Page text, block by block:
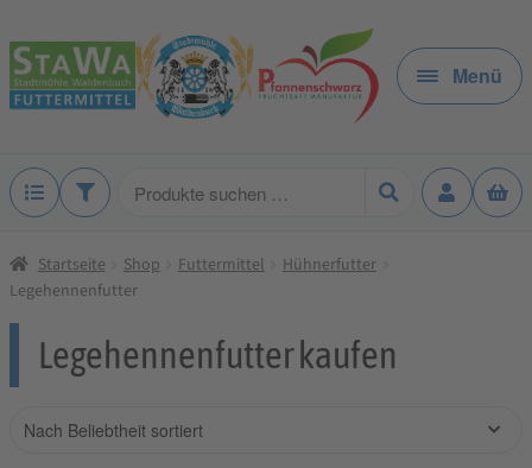
Zur
Navigation
springen
Zum
Inhalt
springen
Menü
Produkte
Startseite Shop Futtermittel
Hühnerfutter
Legehennenfutter
Legehennenfutter kaufen